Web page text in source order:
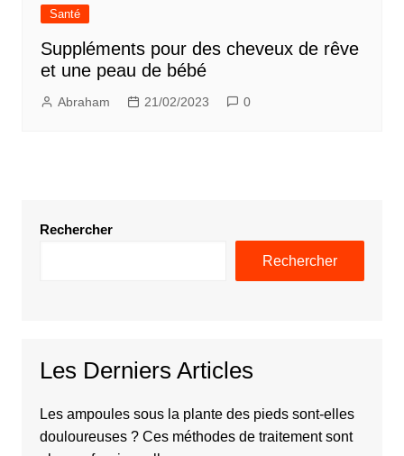
Santé
Suppléments pour des cheveux de rêve
et une peau de bébé
Abraham 21/02/2023 0
Rechercher
Rechercher
Les Derniers Articles
Les ampoules sous la plante des pieds sont-elles
douloureuses ? Ces méthodes de traitement sont